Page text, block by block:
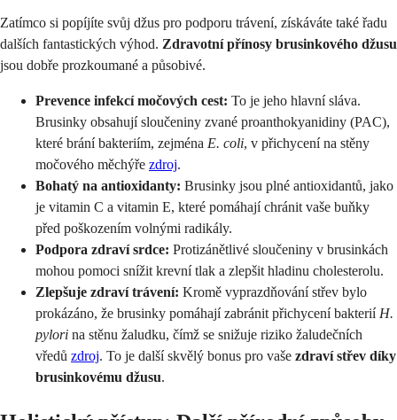
Zatímco si popíjíte svůj džus pro podporu trávení, získáváte také řadu
dalších fantastických výhod. Zdravotní přínosy brusinkového džusu
jsou dobře prozkoumané a působivé.
Prevence infekcí močových cest: To je jeho hlavní sláva.
Brusinky obsahují sloučeniny zvané proanthokyanidiny (PAC),
které brání bakteriím, zejména E. coli, v přichycení na stěny
močového měchýře zdroj.
Bohatý na antioxidanty: Brusinky jsou plné antioxidantů, jako
je vitamin C a vitamin E, které pomáhají chránit vaše buňky
před poškozením volnými radikály.
Podpora zdraví srdce: Protizánětlivé sloučeniny v brusinkách
mohou pomoci snížit krevní tlak a zlepšit hladinu cholesterolu.
Zlepšuje zdraví trávení: Kromě vyprazdňování střev bylo
prokázáno, že brusinky pomáhají zabránit přichycení bakterií H.
pylori na stěnu žaludku, čímž se snižuje riziko žaludečních
vředů zdroj. To je další skvělý bonus pro vaše zdraví střev díky
brusinkovému džusu.